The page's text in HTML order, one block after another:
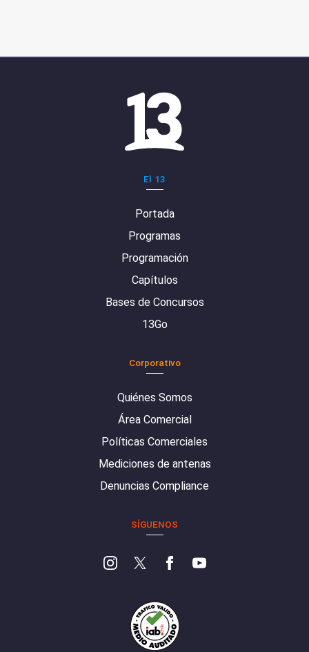
El 13
Portada
Programas
Programación
Capítulos
Bases de Concursos
13Go
Corporativo
Quiénes Somos
Área Comercial
Políticas Comerciales
Mediciones de antenas
Denuncias Compliance
SÍGUENOS